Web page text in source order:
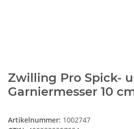
Zwilling Pro Spick-
Garniermesser 10
Artikelnummer: 1002747